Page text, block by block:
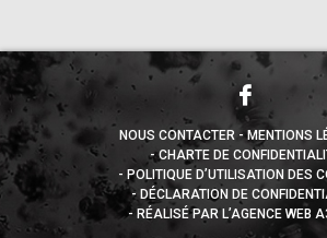
NOUS CONTACTER
MENTIONS
CHARTE DE
POLITIQUE D’UTILISATION DES
DÉCLARATION DE
RÉALISÉ PAR L’AGENCE WEB